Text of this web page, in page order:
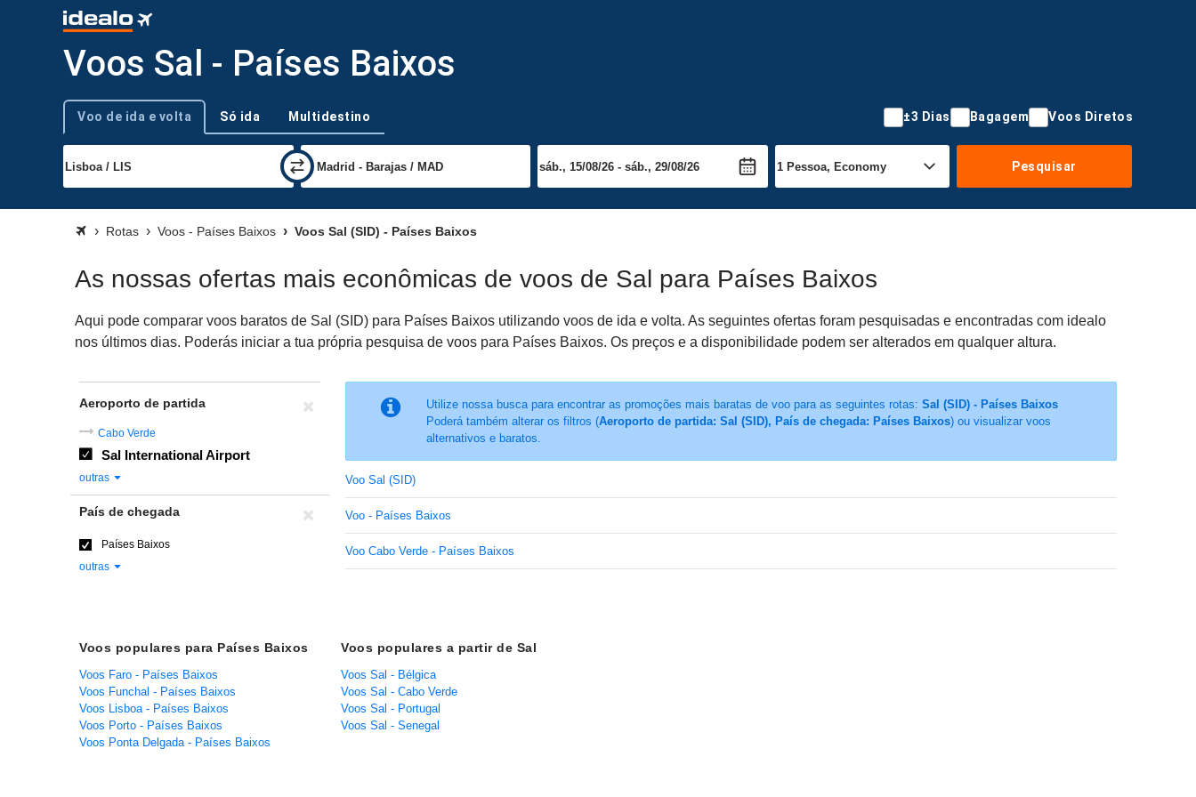
Voos Sal - Países Baixos
Tipo de viagem
Voo de ida e volta Só ida Multidestino ±3 Dias Bagagem Voos Diretos
Pesquisar
Rotas Voos - Países Baixos Voos Sal (SID) - Países Baixos
As nossas ofertas mais econômicas de voos de Sal para Países Baixos
Aqui pode comparar voos baratos de Sal (SID) para Países Baixos utilizando voos de ida e volta. As seguintes ofertas foram pesquisadas e encontradas com idealo
nos últimos dias. Poderás iniciar a tua própria pesquisa de voos para Países Baixos. Os preços e a disponibilidade podem ser alterados em qualquer altura.
Utilize nossa busca para encontrar as promoções mais baratas de voo para as seguintes rotas: Sal (SID) - Países Baixos
Poderá também alterar os filtros (Aeroporto de partida: Sal (SID), País de chegada: Países Baixos) ou visualizar voos
alternativos e baratos.
Voo Sal (SID)
Voo - Países Baixos
Voo Cabo Verde - Países Baixos
Aeroporto de partida
Cabo Verde
Sal International Airport
outras
País de chegada
Países Baixos
outras
Voos populares para Países Baixos
Voos Faro - Países Baixos
Voos Funchal - Países Baixos
Voos Lisboa - Países Baixos
Voos Porto - Países Baixos
Voos Ponta Delgada - Países Baixos
Voos populares a partir de Sal
Voos Sal - Bélgica
Voos Sal - Cabo Verde
Voos Sal - Portugal
Voos Sal - Senegal